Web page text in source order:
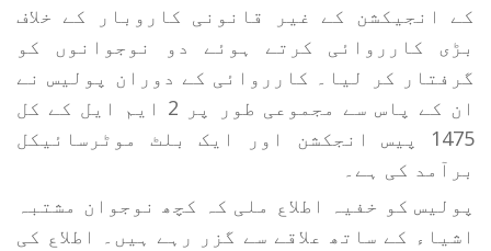
کے انجیکشن کے غیر قانونی کاروبار کے خلاف
بڑی کارروائی کرتے ہوئے دو نوجوانوں کو
گرفتار کر لیا۔ کارروائی کے دوران پولیس نے
ان کے پاس سے مجموعی طور پر 2 ایم ایل کے کل
1475 پیس انجکشن اور ایک بلٹ موٹرسائیکل
برآمد کی ہے۔
پولیس کو خفیہ اطلاع ملی کہ کچھ نوجوان مشتبہ
اشیاء کے ساتھ علاقے سے گزر رہے ہیں۔ اطلاع کی